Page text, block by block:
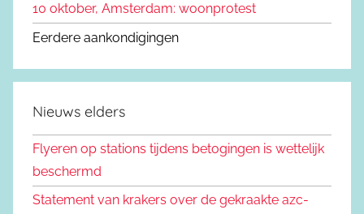
10 oktober, Amsterdam: woonprotest
Eerdere aankondigingen
Nieuws elders
Flyeren op stations tijdens betogingen is wettelijk
beschermd
Statement van krakers over de gekraakte azc-